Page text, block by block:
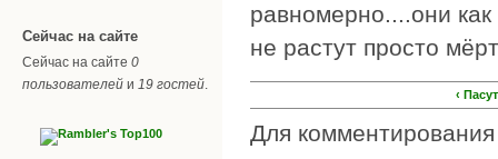
Сейчас на сайте
Сейчас на сайте 0
пользователей и 19 гостей
равномерно....они
не растут просто
‹
Для